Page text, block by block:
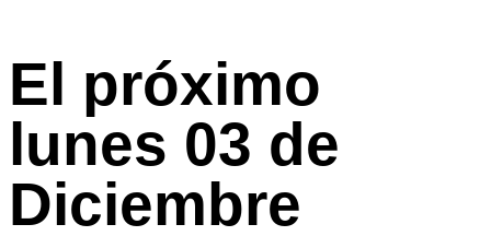
El próximo
lunes 03 de
Diciembre